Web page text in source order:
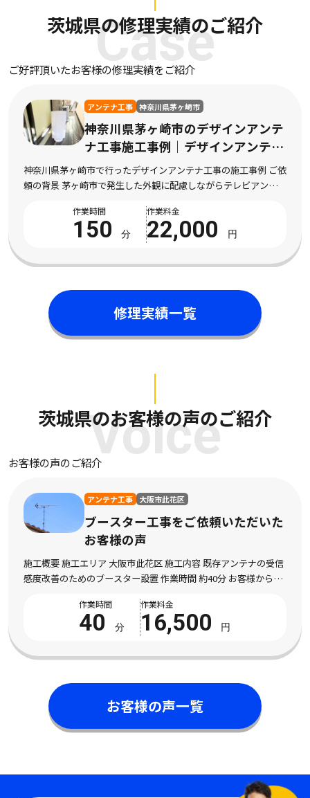
Case
茨城県の修理実績のご紹介
ご好評頂いたお客様の修理実績をご紹介
アンテナ工事 神奈川県茅ヶ崎市
神奈川県茅ヶ崎市のデザインアンテ
ナ工事施工事例｜デザインアンテナ
工事の施工
神奈川県茅ヶ崎市で行ったデザインアンテナ工事の施工事例 ご依
頼の背景 茅ヶ崎市で発生した外観に配慮しながらテレビアンテナ
観に配慮しながらテレビアンテナを設置した […]
作業時間
150 分
作業料金
22,000 円
修理実績一覧
Voice
茨城県のお客様の声のご紹介
お客様の声のご紹介
アンテナ工事 大阪市此花区
ブースター工事をご依頼いただいた
お客様の声
施工概要 施工エリア 大阪市此花区 施工内容 既存アンテナの受信
感度改善のためのブースター設置 作業時間 約40分 お客様からの
いるチャンネルは映像が止まったり […]
作業時間
40 分
作業料金
16,500 円
お客様の声一覧